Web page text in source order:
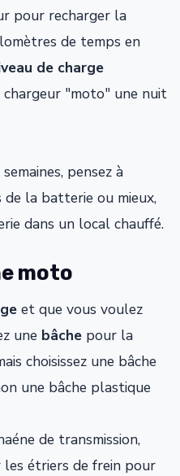
pour recharger la
de temps en
de charge
"moto" une nuit
pensez à
de la batterie ou mieux,
dans un local chauffé.
moto
et que vous voulez
une bâche pour la
choisissez une bâche
une bâche plastique
de transmission,
les étriers de frein pour